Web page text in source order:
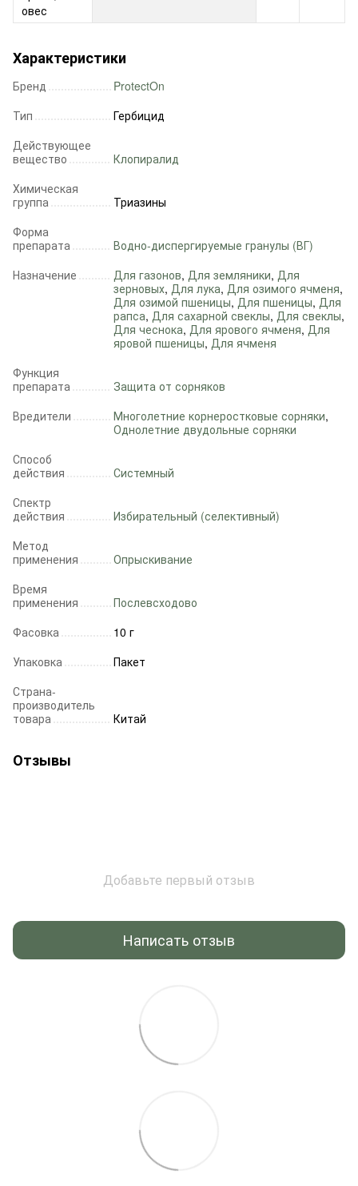
овес
Характеристики
Бренд
ProtectOn
Тип
Гербицид
Действующее
вещество
Клопиралид
Химическая
группа
Триазины
Форма
препарата
Водно-диспергируемые гранулы (ВГ)
Назначение
Для газонов, Для земляники, Для
зерновых, Для лука, Для озимого ячменя,
Для озимой пшеницы, Для пшеницы, Для
рапса, Для сахарной свеклы, Для свеклы,
Для чеснока, Для ярового ячменя, Для
яровой пшеницы, Для ячменя
Функция
препарата
Защита от сорняков
Вредители
Многолетние корнеростковые сорняки,
Однолетние двудольные сорняки
Способ
действия
Системный
Спектр
действия
Избирательный (селективный)
Метод
применения
Опрыскивание
Время
применения
Послевсходово
Фасовка
10 г
Упаковка
Пакет
Страна-
производитель
товара
Китай
Отзывы
Добавьте первый отзыв
Написать отзыв